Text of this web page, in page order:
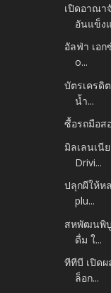
เปิดอาณา
อันแข็ง
อัลฟ่า เอก
o...
บัตรเครดิ
น้ำ...
ซื้อรถมือส
มิลเลนเนี
Drivi...
ปลุกผีให้ห
plu...
สหพัฒนพิ
ดื่ม ใ...
ทีทีบี เปิดผ
ล็อก...